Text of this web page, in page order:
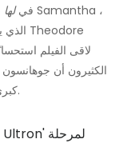
تنسى في فيلم Spike Jonze. فيلها
الكثيرون أن
كبرى ، على الرغم من افتقارها إلى الوجود المادي.